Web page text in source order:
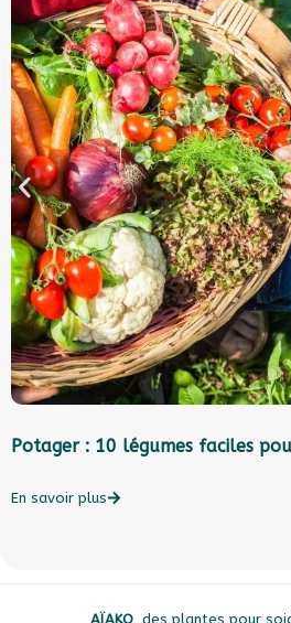
Potager : 10 légumes faciles
En savoir plus
AÏAKO , des plantes pour